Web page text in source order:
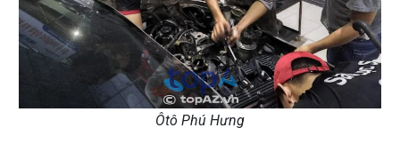
Ôtô Phú Hưng